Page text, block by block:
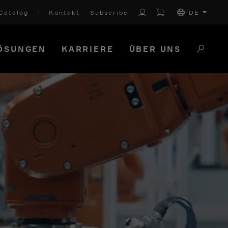
Kontakt Subscribe DE
KARRIERE ÜBER UNS